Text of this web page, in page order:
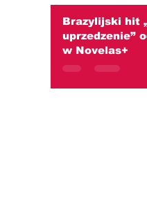
Brazylijski hit
uprzedzenie”
w Novelas+